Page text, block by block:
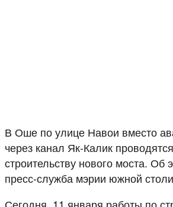
В Оше по улице Навои вместо
через канал Як-Калик
строительству нового моста. Об
пресс-служба мэрии южной